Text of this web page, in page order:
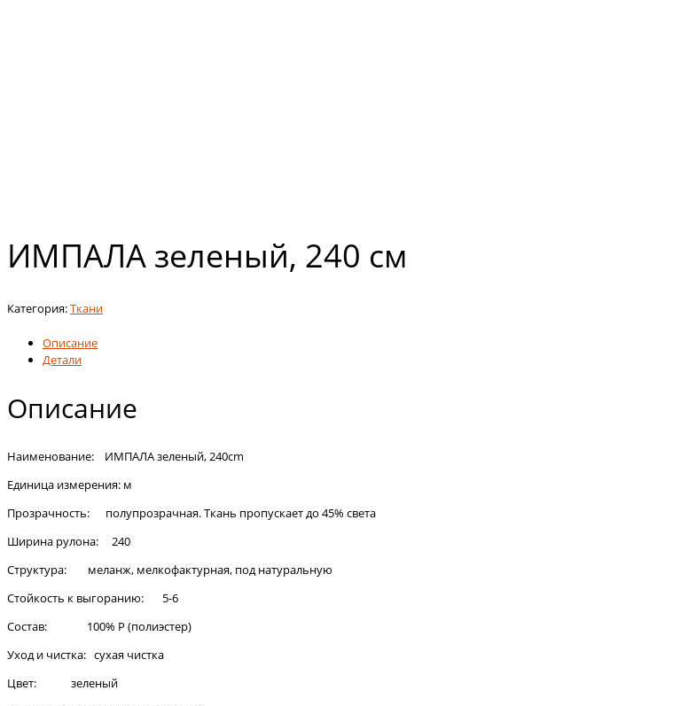
ИМПАЛА зеленый, 240 см
Категория:Ткани
Описание
Детали
Описание
Наименование: ИМПАЛА зеленый, 240cm
Единица измерения: м
Прозрачность: полупрозрачная. Ткань пропускает до 45% света
Ширина рулона: 240
Структура: меланж, мелкофактурная, под натуральную
Стойкость к выгоранию: 5-6
Состав: 100% Р (полиэстер)
Уход и чистка: сухая чистка
Цвет: зеленый